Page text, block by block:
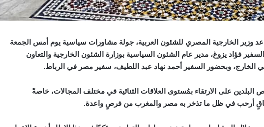
وزير الخارجية المصري للشئون العربية، جولة مشاورات سياسية يوم أمس الجمعة
فؤاد يزوغ، مدير عام الشئون السياسية بوزارة الشئون الخارجية والتعاون
في الخارج، وبحضور السفير أحمد نهاد عبد اللطيف، سفير مصر في الرباط.
على الارتقاء بمُستوى العلاقات الثنائية في مختلف المجالات، خاصةً
آفاقٍ أرحب في ظل ما تذخر به مصر والمغرب من فرصٍ واعدة.